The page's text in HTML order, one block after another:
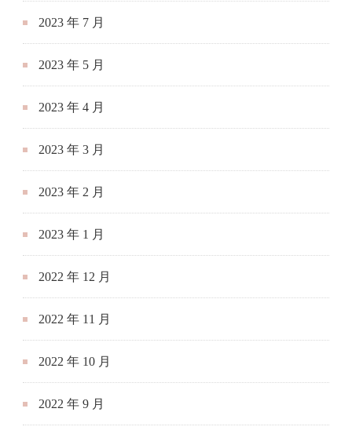
2023 年 7 月
2023 年 5 月
2023 年 4 月
2023 年 3 月
2023 年 2 月
2023 年 1 月
2022 年 12 月
2022 年 11 月
2022 年 10 月
2022 年 9 月